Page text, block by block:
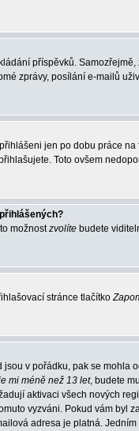
příspěvků.
zprávy, posílání e-mailů
jen po dobu práce
Toto ovšem
možnostzvolíte budete
stránce tlačítko
v pořádku, pak se mohla
mi méně než 13 let, budete
aktivaci všech nových
vyzváni. Pokud vám byl
adresa je platná.